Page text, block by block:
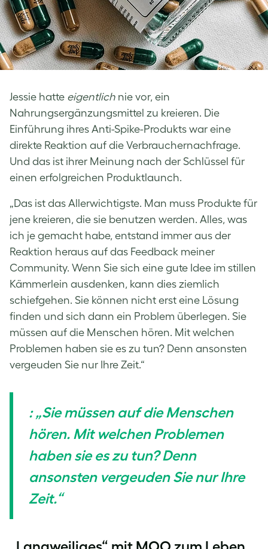
Jessie hatte eigentlich nie vor, ein
Nahrungsergänzungsmittel zu kreieren. Die
Einführung ihres Anti-Spike-Produkts war eine
direkte Reaktion auf die Verbrauchernachfrage.
Und das ist ihrer Meinung nach der Schlüssel für
einen erfolgreichen Produktlaunch.
„Das ist das Allerwichtigste. Man muss Produkte für
jene kreieren, die sie benutzen werden. Alles, was
ich je gemacht habe, entstand immer aus der
Reaktion heraus auf das Feedback meiner
Community. Wenn Sie sich eine gute Idee im stillen
Kämmerlein ausdenken, kann dies ziemlich
schiefgehen. Sie können nicht erst eine Lösung
finden und sich dann ein Problem überlegen. Sie
müssen auf die Menschen hören. Mit welchen
Problemen haben sie es zu tun? Denn ansonsten
vergeuden Sie nur Ihre Zeit.“
: „Sie müssen auf die Menschen
hören. Mit welchen Problemen
haben sie es zu tun? Denn
ansonsten vergeuden Sie nur Ihre
Zeit.“